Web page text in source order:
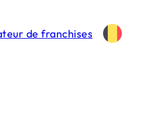
de franchises
en